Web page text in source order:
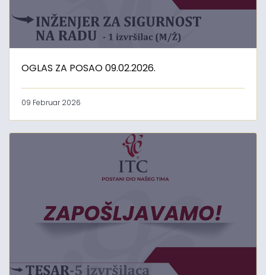
OGLAS ZA POSAO 09.02.2026.
09 Februar 2026